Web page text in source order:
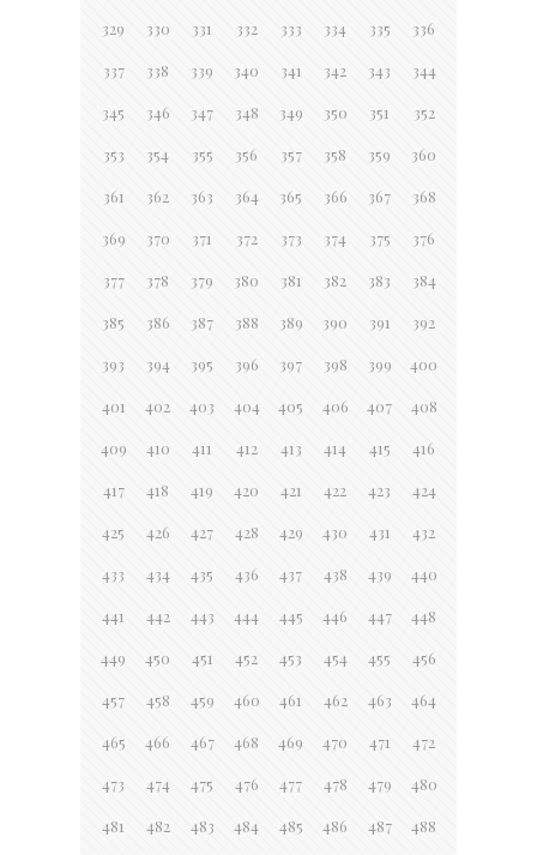
329 330 331 332 333 334 335 336
337 338 339 340 341 342 343 344
345 346 347 348 349 350 351 352
353 354 355 356 357 358 359 360
361 362 363 364 365 366 367 368
369 370 371 372 373 374 375 376
377 378 379 380 381 382 383 384
385 386 387 388 389 390 391 392
393 394 395 396 397 398 399 400
401 402 403 404 405 406 407 408
409 410 411 412 413 414 415 416
417 418 419 420 421 422 423 424
425 426 427 428 429 430 431 432
433 434 435 436 437 438 439 440
441 442 443 444 445 446 447 448
449 450 451 452 453 454 455 456
457 458 459 460 461 462 463 464
465 466 467 468 469 470 471 472
473 474 475 476 477 478 479 480
481 482 483 484 485 486 487 488